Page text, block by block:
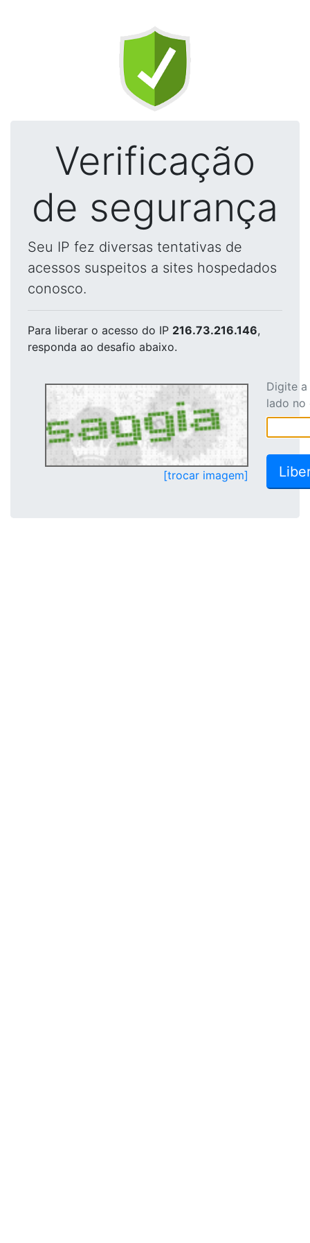
Verificação
de segurança
Seu IP fez diversas tentativas de
acessos suspeitos a sites hospedados
conosco.
Para liberar o acesso do IP 216.73.216.146,
responda ao desafio abaixo.
[trocar imagem]
Digite
lado no